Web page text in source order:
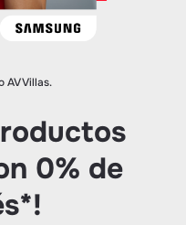
AV Villas.
0% de